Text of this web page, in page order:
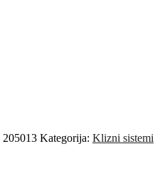
205013 Kategorija: Klizni sistemi